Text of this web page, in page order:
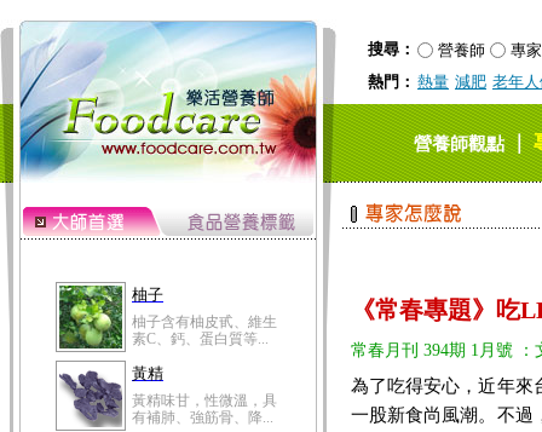
搜尋： 營養師
專家
熱門： 熱量 減肥 老年
營養師觀點｜
柚子含有柚皮甙、維生
素C、鈣、蛋白質等...
黃精
黃精味甘，性微溫，具
有補肺、強筋骨、降...
芡實
《常春專題》吃
常春月刊 394期 1月號 ：
為了吃得安心，近年來
一股新食尚風潮。不過